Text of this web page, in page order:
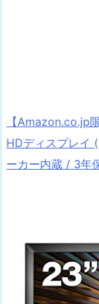
【Amazon.co.jp
HDディスプレイ
ーカー内蔵 / 3年